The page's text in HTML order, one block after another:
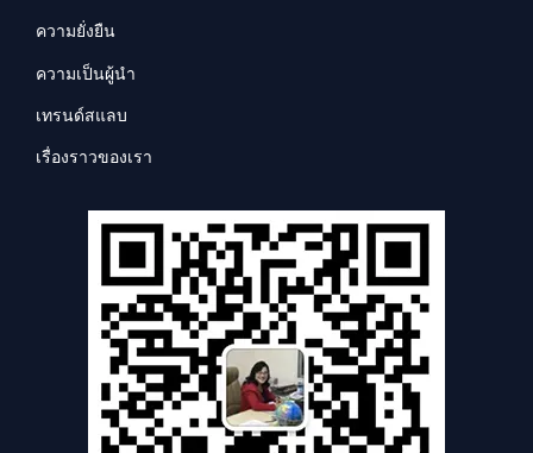
ความยั่งยืน
ความเป็นผู้นำ
เทรนด์สแลบ
เรื่องราวของเรา